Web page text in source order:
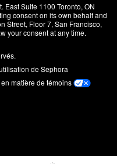
East Suite 1100 Toronto, ON
consent on its own behalf and
Street, Floor 7, San Francisco,
your consent at any time.
de Sephora
matière de témoins